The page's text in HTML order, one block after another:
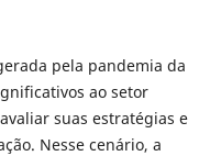
pela pandemia da
ao setor
suas estratégias e
Nesse cenário, a